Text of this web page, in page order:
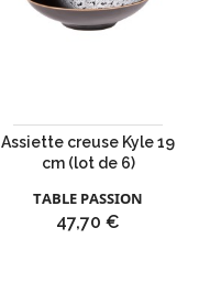
Assiette creuse Kyle 19
cm (lot de 6)
TABLE PASSION
Prix
47,70 €